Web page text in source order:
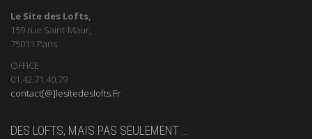
Le Site des Lofts,
159 rue Saint-Maur,
75011 Paris
OFFICE
01.42.71.40.79
contact[@]lesitedeslofts.Fr
DES LOFTS, MAIS PAS SEULEMENT …